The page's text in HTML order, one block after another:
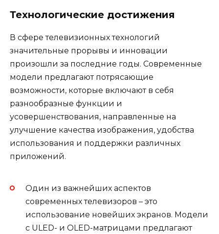
Технологические достижения
В сфере телевизионных технологий
значительные прорывы и инновации
произошли за последние годы. Современные
модели предлагают потрясающие
возможности, которые включают в себя
разнообразные функции и
усовершенствования, направленные на
улучшение качества изображения, удобства
использования и поддержки различных
приложений.
Один из важнейших аспектов
современных телевизоров – это
использование новейших экранов. Модели
с ULED- и OLED-матрицами предлагают